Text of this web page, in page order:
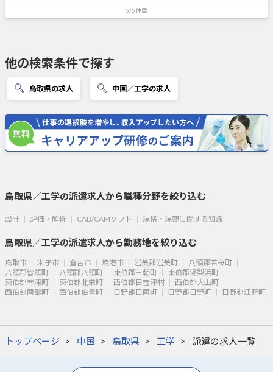
5/5件目
他の検索条件で探す
鳥取県の求人 中国／工学の求人
鳥取県／工学の派遣求人から職種分野を絞り込む
設計 評価・解析 CAD/CAMソフト 規格・規範に関する知識
鳥取県／工学の派遣求人から勤務地を絞り込む
鳥取市 米子市 倉吉市 境港市 岩美郡岩美町
八頭郡若桜町
八頭郡智頭町
八頭郡八頭町 東伯郡三朝町
東伯郡湯梨浜町
東伯郡琴浦町
東伯郡北栄町 西伯郡日吉津村
西伯郡大山町
西伯郡南部町
西伯郡伯耆町 日野郡日南町 日野郡日野町 日野郡江府町
トップページ 中国 鳥取県 工学 派遣の求人一覧